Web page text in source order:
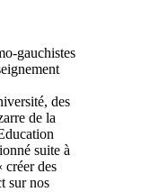
des
de la
suite à
créer des
sur nos